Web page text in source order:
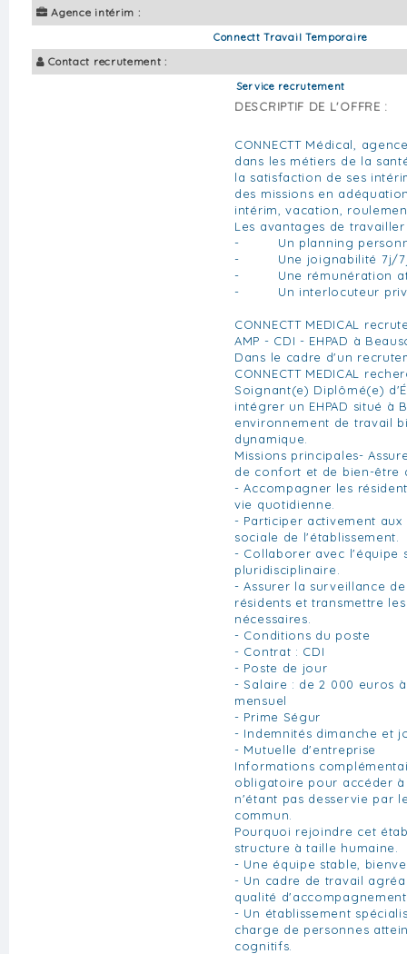
Agence intérim :
Connectt Travail Temporaire
Contact recrutement :
Service recrutement
DESCRIPTIF DE L'OFFRE :
CONNECTT Médical,
dans les métiers de la
la satisfaction de ses
des missions en
intérim, vacation,
Les avantages de travailler
- Un planning
- Une joignabilité 7j/7j
- Une rémunération
- Un interlocuteur
CONNECTT MEDICAL
AMP - CDI - EHPAD à
Dans le cadre d'un
CONNECTT MEDICAL
Soignant(e) Diplômé(e)
intégrer un EHPAD situé à
environnement de travail
dynamique.
Missions principales-
de confort et de bien-être
- Accompagner les
vie quotidienne.
- Participer activement
sociale de l'établissement.
- Collaborer avec l'équipe
pluridisciplinaire.
- Assurer la surveillance
résidents et transmettre
nécessaires.
- Conditions du poste
- Contrat : CDI
- Poste de jour
- Salaire : de 2 000 euros
mensuel
- Prime Ségur
- Indemnités dimanche et
- Mutuelle d'entreprise
Informations
obligatoire pour accéder
n'étant pas desservie par
commun.
Pourquoi rejoindre cet
structure à taille humaine.
- Une équipe stable,
- Un cadre de travail
qualité
- Un établissement
charge de personnes
cognitifs.